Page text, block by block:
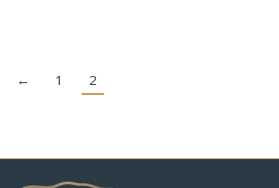
← 1 2